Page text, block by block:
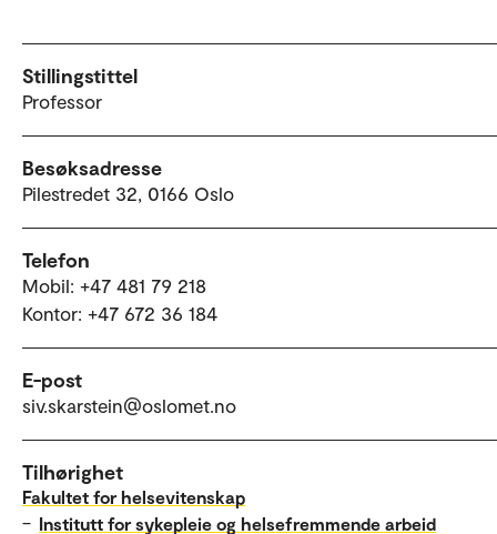
Stillingstittel
Professor
Besøksadresse
Pilestredet 32, 0166 Oslo
Telefon
Mobil: +47 481 79 218
Kontor: +47 672 36 184
E-post
siv.skarstein@oslomet.no
Tilhørighet
Fakultet for helsevitenskap
– Institutt for sykepleie og helsefremmende arbeid